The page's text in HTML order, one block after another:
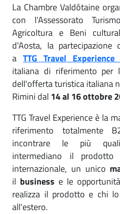
La Chambre Valdôtaine
con l'Assessorato
Agricoltura e Beni
d'Aosta, la partecipazione
aTTG Travel
italiana di riferimento per
dell'offerta turistica italiana
Rimini dal 14al 16 ottobre
TTG Travel Experience è la
riferimento totalmente
incontrare le più
intermediano il
internazionale, un unico
il business e le
realizza il prodotto e chi
all'estero.